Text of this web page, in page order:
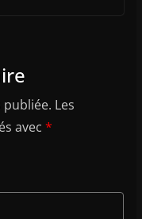
publiée. Les
avec *